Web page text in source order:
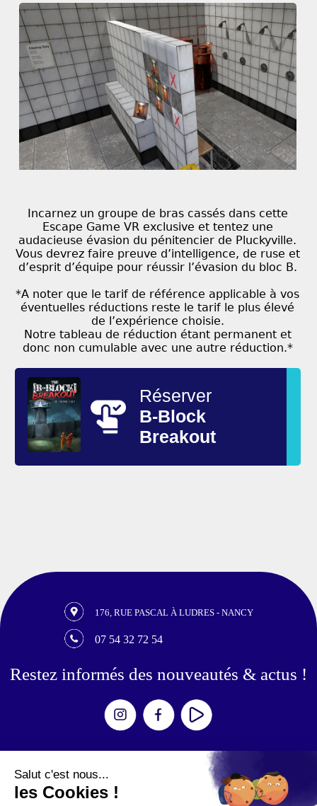
Incarnez un groupe de bras cassés dans cette
Escape Game VR exclusive et tentez une
audacieuse évasion du pénitencier de Pluckyville.
Vous devrez faire preuve d’intelligence, de ruse et
d’esprit d’équipe pour réussir l’évasion du bloc B.
*A noter que le tarif de référence applicable à vos
éventuelles réductions reste le tarif le plus élevé
de l’expérience choisie.
Notre tableau de réduction étant permanent et
donc non cumulable avec une autre réduction.*
Réserver
B-Block
Breakout
176, RUE PASCAL À LUDRES - NANCY
07 54 32 72 54
Restez informés des nouveautés & actus !